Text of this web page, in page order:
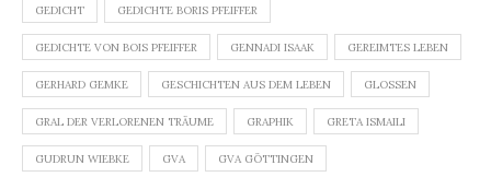
GEDICHT GEDICHTE BORIS PFEIFFER
GEDICHTE VON BOIS PFEIFFER GENNADI ISAAK GEREIMTES LEBEN
GERHARD GEMKE GESCHICHTEN AUS DEM LEBEN GLOSSEN
GRAL DER VERLORENEN TRÄUME GRAPHIK GRETA ISMAILI
GUDRUN WIEBKE GVA GVA GÖTTINGEN